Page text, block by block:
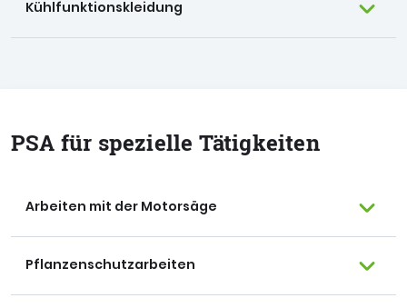
Kühlfunktionskleidung
PSA für spezielle Tätigkeiten
Arbeiten mit der Motorsäge
Pflanzenschutzarbeiten